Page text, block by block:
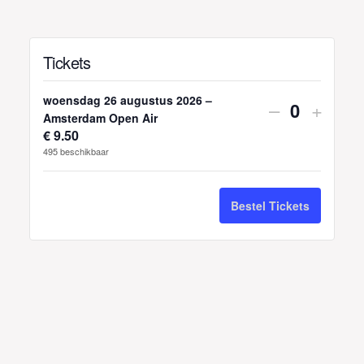
Tickets
woensdag 26 augustus 2026 –
Amsterdam Open Air
€9.50
495beschikbaar
Verhoog
tickets
van
woensdag
–
H
e
v
e
e
van
+
Bestel Tickets